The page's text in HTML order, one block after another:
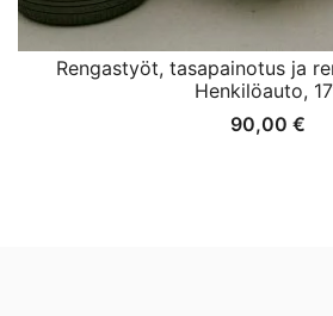
Rengastyöt, tasapainotus ja
Henkilöauto,
90,00 €